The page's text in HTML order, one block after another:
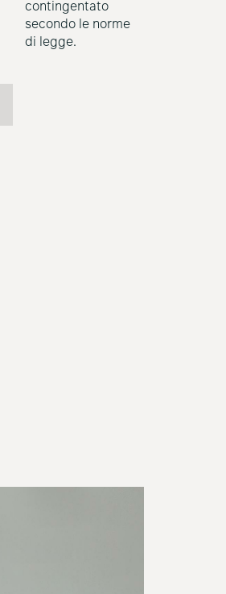
contingentato
secondo le norme
di legge.